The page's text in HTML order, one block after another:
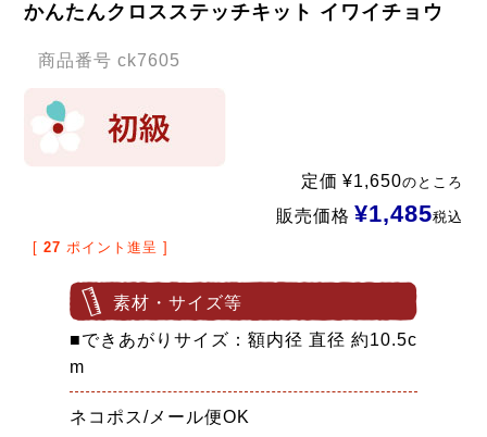
かんたんクロスステッチキット イワイチョウ
商品番号 ck7605
定価 ¥1,650のところ
販売価格 ¥1,485税込
[ 27 ポイント進呈 ]
素材・サイズ等
■できあがりサイズ：額内径 直径 約10.5c
m
ネコポス/メール便OK